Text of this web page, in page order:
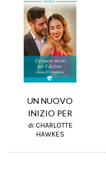
UN NUOVO
INIZIO PER
di CHARLOTTE
HAWKES